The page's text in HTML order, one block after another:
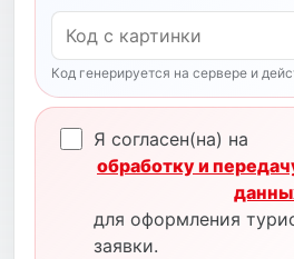
Код генерируется на сервере и
Я согласен(на) на
обработку и
для оформления
заявки.